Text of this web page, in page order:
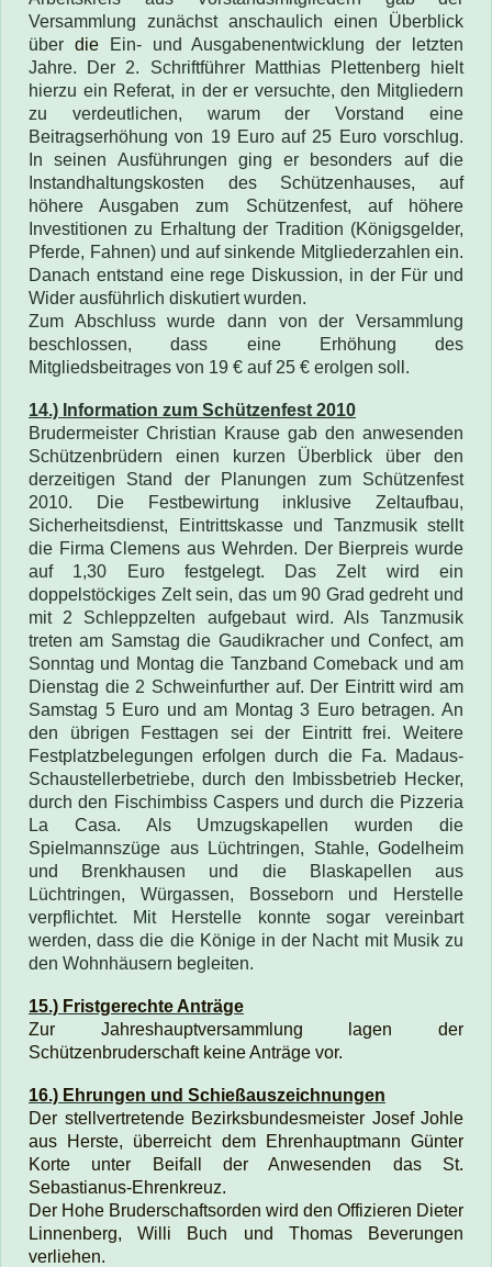
Versammlung zunächst anschaulich einen Überblick
über dieEin- und Ausgabenentwicklung der letzten
Jahre. Der 2. Schriftführer Matthias Plettenberg hielt
hierzu ein Referat, in der er versuchte, den Mitgliedern
zu verdeutlichen, warum der Vorstand eine
Beitragserhöhung von 19 Euro auf 25 Euro vorschlug.
In seinen Ausführungen ging er besonders auf die
Instandhaltungskosten des Schützenhauses, auf
höhere Ausgaben zum Schützenfest, auf höhere
Investitionen zu Erhaltung der Tradition (Königsgelder,
Pferde, Fahnen) und auf sinkende Mitgliederzahlen ein.
Danach entstand eine rege Diskussion, in der Für und
Wider ausführlich diskutiert wurden.
Zum Abschluss wurde dann von der Versammlung
beschlossen, dass eine Erhöhung des
Mitgliedsbeitrages von 19 € auf 25 € erolgen soll.
14.) Information zum Schützenfest 2010
Brudermeister Christian Krause gab den anwesenden
Schützenbrüdern einen kurzen Überblick über den
derzeitigen Stand der Planungen zum Schützenfest
2010. Die Festbewirtung inklusive Zeltaufbau,
Sicherheitsdienst, Eintrittskasse und Tanzmusik stellt
die Firma Clemens aus Wehrden. Der Bierpreis wurde
auf 1,30 Euro festgelegt. Das Zelt wird ein
doppelstöckiges Zelt sein, das um 90 Grad gedreht und
mit 2 Schleppzelten aufgebaut wird. Als Tanzmusik
treten am Samstag die Gaudikracher und Confect, am
Sonntag und Montag die Tanzband Comeback und am
Dienstag die 2 Schweinfurther auf. Der Eintritt wird am
Samstag 5 Euro und am Montag 3 Euro betragen. An
den übrigen Festtagen sei der Eintritt frei. Weitere
Festplatzbelegungen erfolgen durch die Fa. Madaus-
Schaustellerbetriebe, durch den Imbissbetrieb Hecker,
durch den Fischimbiss Caspers und durch die Pizzeria
La Casa. Als Umzugskapellen wurden die
Spielmannszüge aus Lüchtringen, Stahle, Godelheim
und Brenkhausen und die Blaskapellen aus
Lüchtringen, Würgassen, Bosseborn und Herstelle
verpflichtet. Mit Herstelle konnte sogar vereinbart
werden, dass die die Könige in der Nacht mit Musik zu
den Wohnhäusern begleiten.
15.) Fristgerechte Anträge
Zur Jahreshauptversammlung lagen der
Schützenbruderschaft keine Anträge vor.
16.) Ehrungen und Schießauszeichnungen
Der stellvertretende Bezirksbundesmeister Josef Johle
aus Herste, überreicht dem Ehrenhauptmann Günter
Korte unter Beifall der Anwesenden das St.
Sebastianus-Ehrenkreuz.
Der Hohe Bruderschaftsorden wird den Offizieren Dieter
Linnenberg, Willi Buch und
Thomas Beverungen
verliehen.